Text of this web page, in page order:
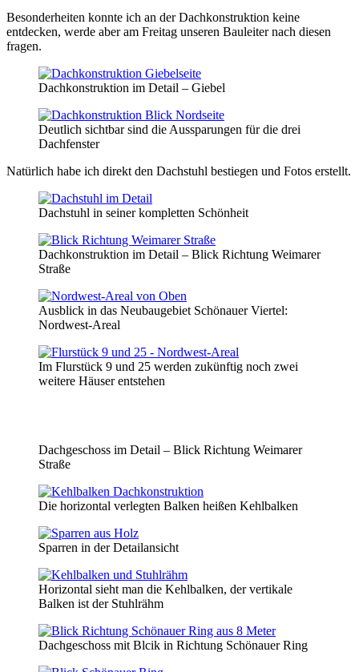
Besonderheiten konnte ich an der Dachkonstruktion keine
entdecken, werde aber am Freitag unseren Bauleiter nach diesen
fragen.
Dachkonstruktion im Detail – Giebel
Deutlich sichtbar sind die Aussparungen für die drei
Dachfenster
Natürlich habe ich direkt den Dachstuhl bestiegen und Fotos erstellt.
Dachstuhl in seiner kompletten Schönheit
Dachkonstruktion im Detail – Blick Richtung Weimarer
Straße
Ausblick in das Neubaugebiet Schönauer Viertel:
Nordwest-Areal
Im Flurstück 9 und 25 werden zukünftig noch zwei
weitere Häuser entstehen
Dachgeschoss im Detail – Blick Richtung Weimarer
Straße
Die horizontal verlegten Balken heißen Kehlbalken
Sparren in der Detailansicht
Horizontal sieht man die Kehlbalken, der vertikale
Balken ist der Stuhlrähm
Dachgeschoss mit Blcik in Richtung Schönauer Ring